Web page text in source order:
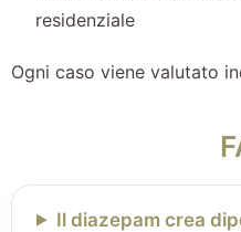
residenziale
Ogni caso viene valutato
Il diazepam crea